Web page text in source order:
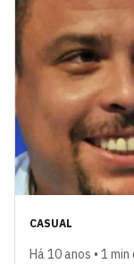
CASUAL
Há 10 anos • 1